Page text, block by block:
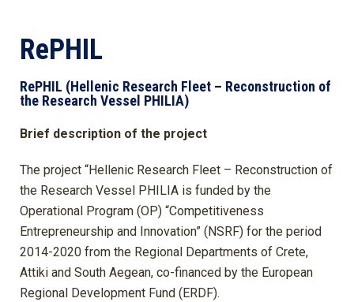
RePHIL
RePHIL (Hellenic Research Fleet – Reconstruction of
the Research Vessel PHILIA)
Brief description of the project
The project “Hellenic Research Fleet – Reconstruction of
the Research Vessel PHILIA is funded by the
Operational Program (OP) “Competitiveness
Entrepreneurship and Innovation” (NSRF) for the period
2014-2020 from the Regional Departments of Crete,
Attiki and South Aegean, co-financed by the European
Regional Development Fund (ERDF).